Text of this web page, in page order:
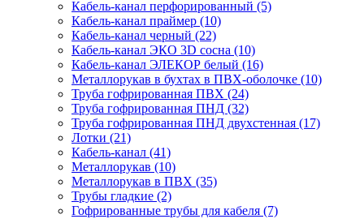
Кабель-канал перфорированный (5)
Кабель-канал праймер (10)
Кабель-канал черный (22)
Кабель-канал ЭКО 3D сосна (10)
Кабель-канал ЭЛЕКОР белый (16)
Металлорукав в бухтах в ПВХ-оболочке (10)
Труба гофрированная ПВХ (24)
Труба гофрированная ПНД (32)
Труба гофрированная ПНД двухстенная (17)
Лотки (21)
Кабель-канал (41)
Металлорукав (10)
Металлорукав в ПВХ (35)
Трубы гладкие (2)
Гофрированные трубы для кабеля (7)